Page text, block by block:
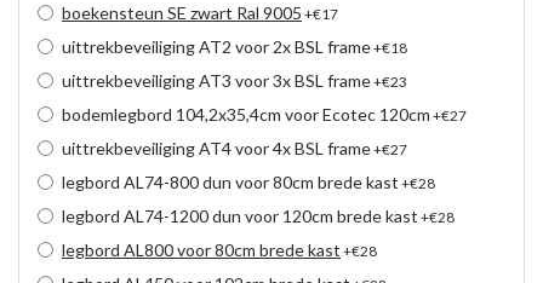
boekensteun SE zwart Ral 9005 +€17
uittrekbeveiliging AT2 voor 2x BSL frame+€18
uittrekbeveiliging AT3 voor 3x BSL frame+€23
bodemlegbord 104,2x35,4cm voor Ecotec 120cm +€27
uittrekbeveiliging AT4 voor 4x BSL frame+€27
legbord AL74-800 dun voor 80cm brede kast +€28
legbord AL74-1200 dun voor 120cm brede kast +€28
legbord AL800 voor 80cm brede kast +€28